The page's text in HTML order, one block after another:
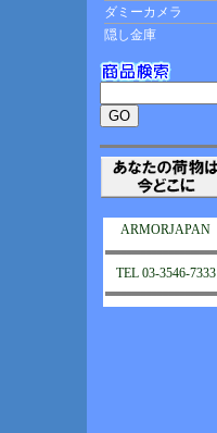
ARMORJAPAN
TEL 03-3546-7333